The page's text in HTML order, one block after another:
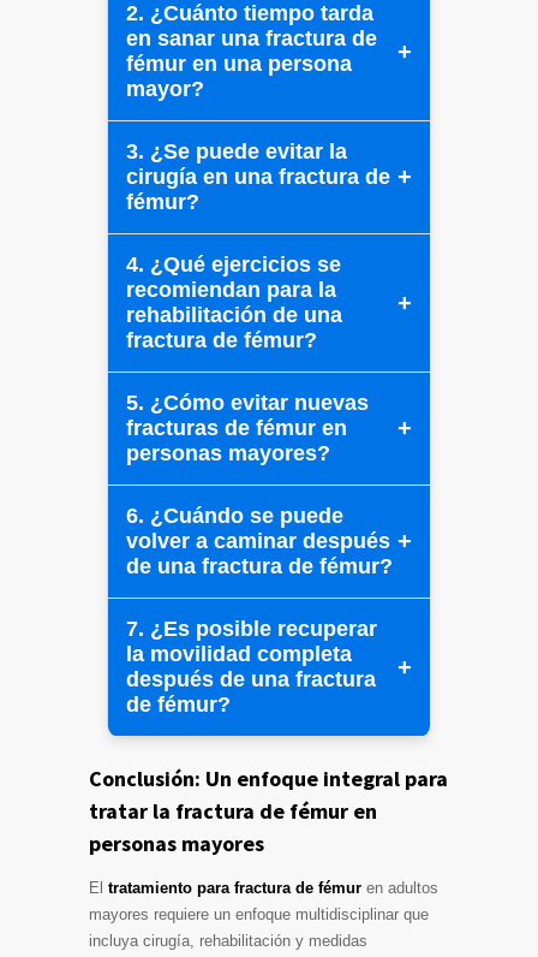
2. ¿Cuánto tiempo tarda
en sanar una fractura de
fémur en una persona
mayor?
3. ¿Se puede evitar la
cirugía en una fractura de
fémur?
4. ¿Qué ejercicios se
recomiendan para la
rehabilitación de una
fractura de fémur?
5. ¿Cómo evitar nuevas
fracturas de fémur en
personas mayores?
6. ¿Cuándo se puede
volver a caminar después
de una fractura de fémur?
7. ¿Es posible recuperar
la movilidad completa
después de una fractura
de fémur?
Conclusión: Un enfoque integral para
tratar la fractura de fémur en
personas mayores
El tratamiento para fractura de fémur en adultos
mayores requiere un enfoque multidisciplinar que
incluya cirugía, rehabilitación y medidas